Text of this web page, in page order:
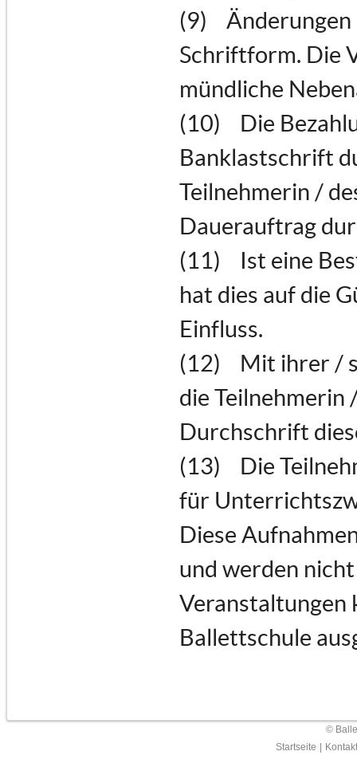
(9) Änderungen
Schriftform. Die
mündliche
(10) Die
Banklastschrift
Teilnehmerin /
Dauerauftrag
(11) Ist eine
hat dies auf die
Einfluss.
(12) Mit ihrer /
die Teilnehmerin
Durchschrift
(13) Die
für
Diese
und werden
Veranstaltungen
Ballettschule
©
Startseite
Kontakt